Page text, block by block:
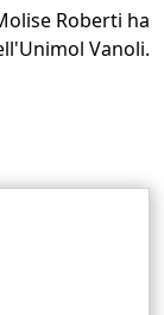
Roberti ha
Vanoli.